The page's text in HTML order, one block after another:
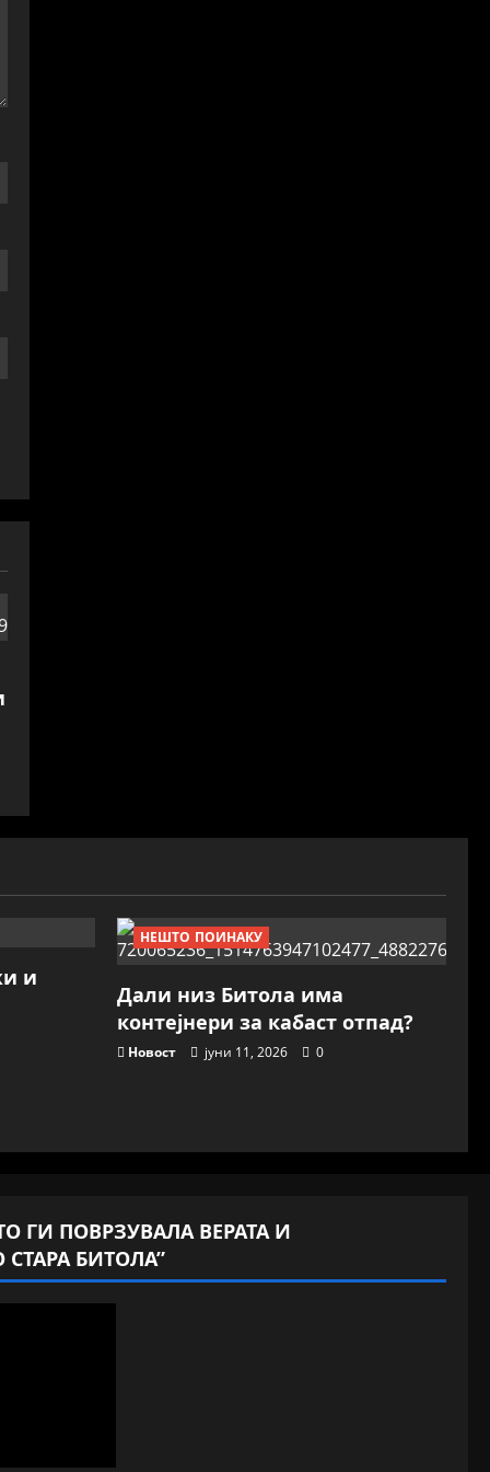
и
НЕШТО ПОИНАКУ
Дали низ Битола има
контејнери за кабаст отпад?
Новост јуни 11, 2026 0
ГИ ПОВРЗУВАЛА ВЕРАТА И
БИТОЛА”